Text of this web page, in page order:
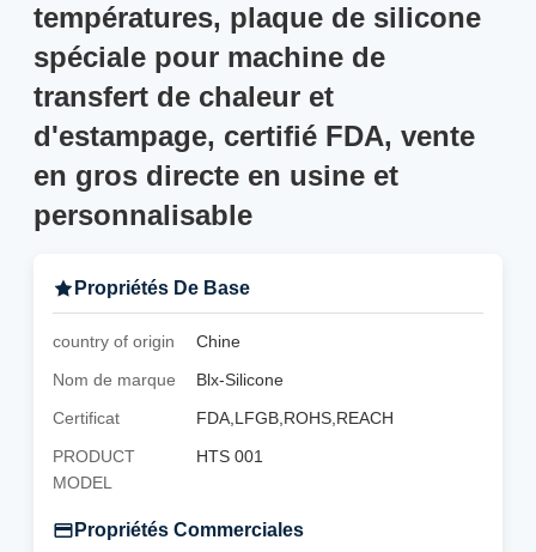
températures, plaque de silicone
spéciale pour machine de
transfert de chaleur et
d'estampage, certifié FDA, vente
en gros directe en usine et
personnalisable
Propriétés De Base
country of origin
Chine
Nom de marque
Blx-Silicone
Certificat
FDA,LFGB,ROHS,REACH
PRODUCT
MODEL
HTS 001
Propriétés Commerciales